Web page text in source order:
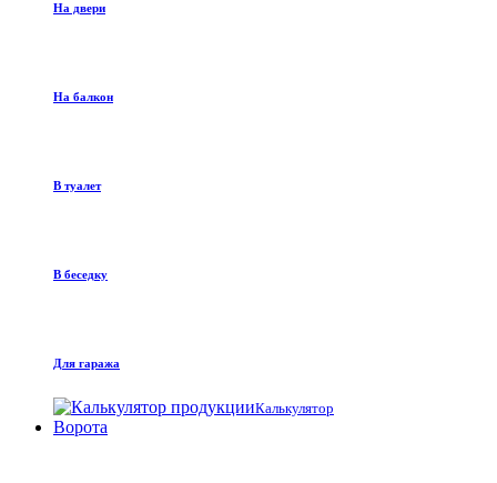
На двери
На балкон
В туалет
В беседку
Для гаража
Калькулятор
Ворота